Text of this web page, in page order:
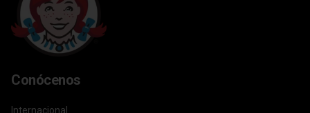
Conócenos
Internacional